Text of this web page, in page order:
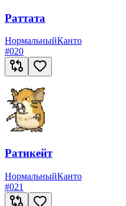
Раттата
НормальныйКанто
#020
Ратикейт
НормальныйКанто
#021